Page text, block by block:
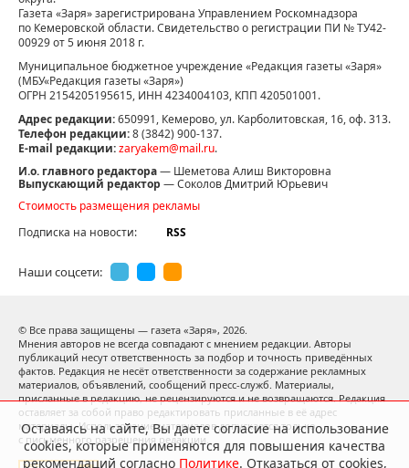
Газета «Заря» зарегистрирована Управлением Роскомнадзора
по Кемеровской области. Свидетельство о регистрации ПИ № ТУ42-
00929 от 5 июня 2018 г.
Муниципальное бюджетное учреждение «Редакция газеты «Заря»
(МБУ«Редакция газеты «Заря»)
ОГРН 2154205195615, ИНН 4234004103, КПП 420501001.
Адрес редакции:650991, Кемерово, ул. Карболитовская, 16, оф. 313.
Телефон редакции:8 (3842) 900-137.
E-mail редакции:zaryakem@mail.ru.
И.о. главного редактора— Шеметова Алиш Викторовна
Выпускающий редактор — Соколов Дмитрий Юрьевич
Стоимость размещения рекламы
Подписка на новости:
RSS
Наши соцсети:
© Все права защищены — газета «Заря», 2026.
Мнения авторов не всегда совпадают с мнением редакции. Авторы
публикаций несут ответственность за подбор и точность приведённых
фактов. Редакция не несёт ответственности за содержание рекламных
материалов, объявлений, сообщений пресс-служб. Материалы,
присланные в редакцию, не рецензируются и не возвращаются. Редакция
оставляет за собой право редактировать присланные в её адрес
материалы. Использование материалов допускается только
с письменного разрешения редакции.
Оставаясь на сайте, Вы даете согласие на использование
cookies, которые применяются для повышения качества
рекомендаций согласно Политике. Отказаться от cookies,